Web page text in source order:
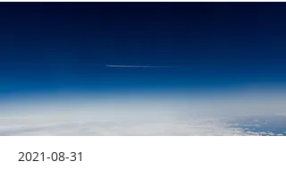
2021-08-31